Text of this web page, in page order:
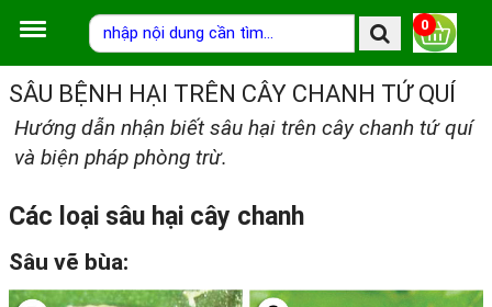
0
SÂU BỆNH HẠI TRÊN CÂY CHANH TỨ QUÍ
Hướng dẫn nhận biết sâu hại trên cây chanh tứ quí
và biện pháp phòng trừ.
Các loại sâu hại cây chanh
Sâu vẽ bùa: